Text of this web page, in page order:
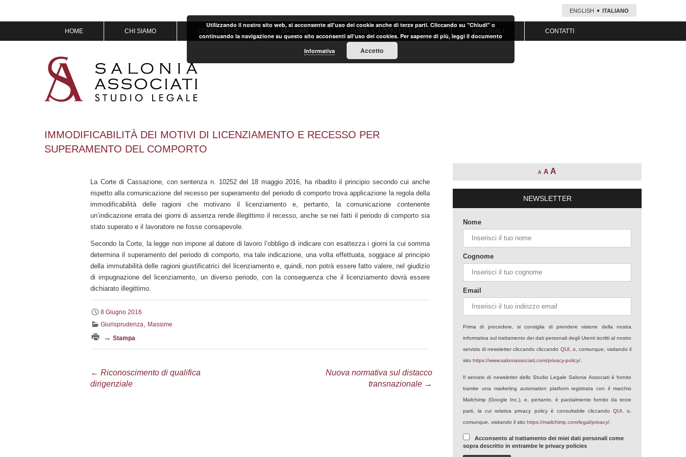
ENGLISH ITALIANO
HOME CHI SIAMO
IL TEAM
OF COUNSEL
COMPETENZE MASSIME PUBBLICAZIONI ED EVENTI MATERIALI CONTATTI
IMMODIFICABILITÀ DEI MOTIVI DI LICENZIAMENTO E RECESSO PER
SUPERAMENTO DEL COMPORTO
La Corte di Cassazione, con sentenza n. 10252 del 18 maggio 2016, ha ribadito il principio secondo cui anche
rispetto alla comunicazione del recesso per superamento del periodo di comporto trova applicazione la regola della
immodificabilità delle ragioni che motivano il licenziamento e, pertanto, la comunicazione contenente
un’indicazione errata dei giorni di assenza rende illegittimo il recesso, anche se nei fatti il periodo di comporto sia
stato superato e il lavoratore ne fosse consapevole.
Secondo la Corte, la legge non impone al datore di lavoro l’obbligo di indicare con esattezza i giorni la cui somma
determina il superamento del periodo di comporto, ma tale indicazione, una volta effettuata, soggiace al principio
della immutabilità delle ragioni giustificatrici del licenziamento e, quindi, non potrà essere fatto valere, nel giudizio
di impugnazione del licenziamento, un diverso periodo, con la conseguenza che il licenziamento dovrà essere
dichiarato illegittimo.
8 Giugno 2016
Giurisprudenza
Massime
→ Stampa
Navigazione
← Riconoscimento di qualifica
dirigenziale
Nuova normativa sul distacco
transnazionale →
A A A
NEWSLETTER
Nome
Cognome
Email
Prima di procedere, si consiglia di prendere visione della nostra
informativa sul trattamento dei dati personali degli Utenti iscritti al nostro
servizio di newsletter cliccando cliccando QUI , o, comunque, visitando il
sito https://www.saloniassociati.com/privacy-policy/
Il servizio di newsletter dello Studio Legale Salonia Associati è fornito
tramite una marketing automation platform registrata con il marchio
Mailchimp (Google Inc.), e, pertanto, è parzialmente fornito da terze
parti, la cui relativa privacy policy è consultabile cliccando QUI , o,
comunque, visitando il sito https://mailchimp.com/legal/privacy/
Acconsento al trattamento dei miei dati personali come
sopra descritto in entrambe le privacy policies
Utilizzando il nostro sito web, si acconsente all'uso dei cookie anche di terze parti. Cliccando su "Chiudi" o
continuando la navigazione su questo sito acconsenti all'uso dei cookies. Per saperne di più, leggi il documento
Informativa
Accetto